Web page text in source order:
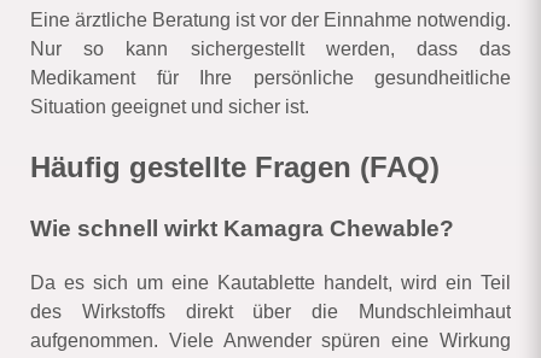
Eine ärztliche Beratung ist vor der Einnahme notwendig.
Nur so kann sichergestellt werden, dass das
Medikament für Ihre persönliche gesundheitliche
Situation geeignet und sicher ist.
Häufig gestellte Fragen (FAQ)
Wie schnell wirkt Kamagra Chewable?
Da es sich um eine Kautablette handelt, wird ein Teil
des Wirkstoffs direkt über die Mundschleimhaut
aufgenommen. Viele Anwender spüren eine Wirkung